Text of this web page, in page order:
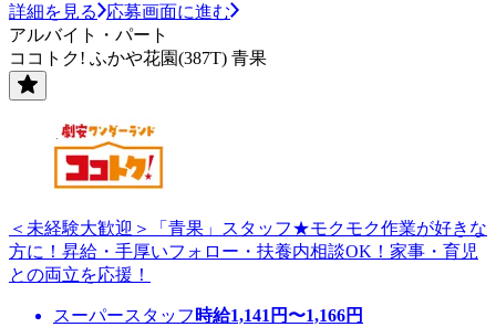
詳細を見る
応募画面に進む
アルバイト・パート
ココトク! ふかや花園(387T) 青果
＜未経験大歓迎＞「青果」スタッフ★モクモク作業が好きな
方に！昇給・手厚いフォロー・扶養内相談OK！家事・育児
との両立を応援！
スーパースタッフ 時給1,141 円〜1,166円